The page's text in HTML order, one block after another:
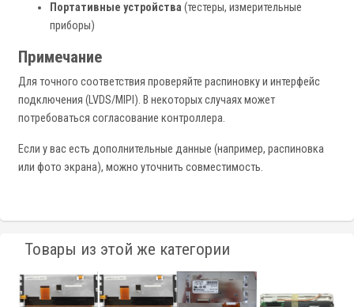
Портативные устройства (тестеры, измерительные
приборы)
Примечание
Для точного соответствия проверяйте распиновку и интерфейс
подключения (LVDS/MIPI). В некоторых случаях может
потребоваться согласование контроллера.
Если у вас есть дополнительные данные (например, распиновка
или фото экрана), можно уточнить совместимость.
Товары из этой же категории